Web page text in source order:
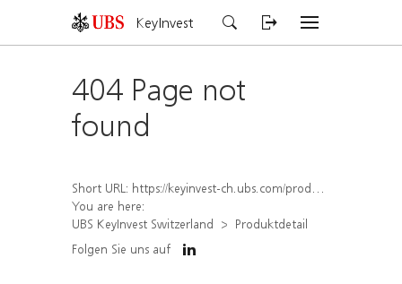
KeyInvest
404 Page not
found
Short URL: https://keyinvest-ch.ubs.com/produkt/detail/index/isin/CH1572299167
You are here:
UBS KeyInvest Switzerland
Produktdetail
Folgen Sie uns auf